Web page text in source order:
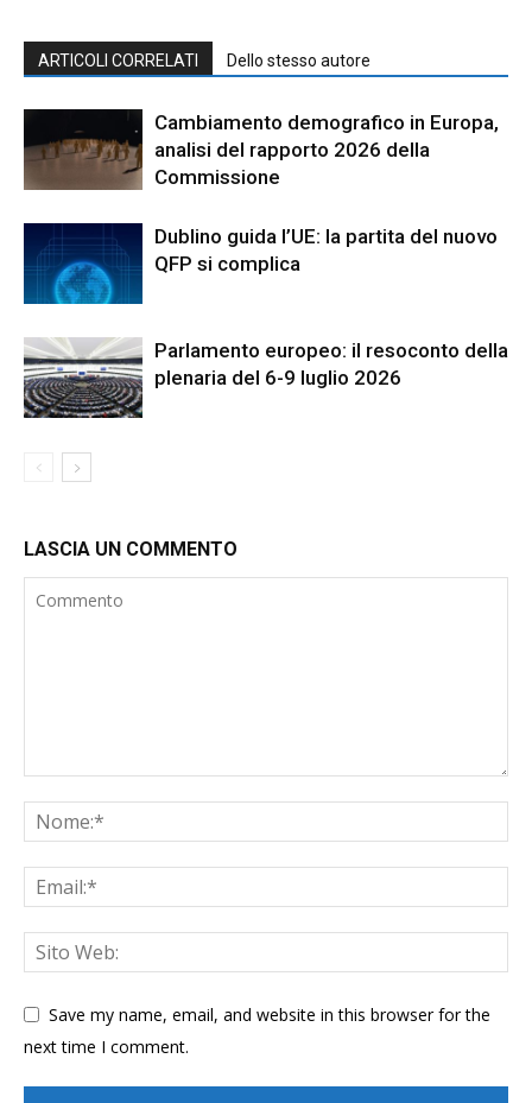
ARTICOLI CORRELATI Dello stesso autore
Cambiamento demografico in Europa,
analisi del rapporto 2026 della
Commissione
Dublino guida l’UE: la partita del nuovo
QFP si complica
Parlamento europeo: il resoconto della
plenaria del 6-9 luglio 2026
LASCIA UN COMMENTO
Save my name, email, and website in this browser for the
next time I comment.